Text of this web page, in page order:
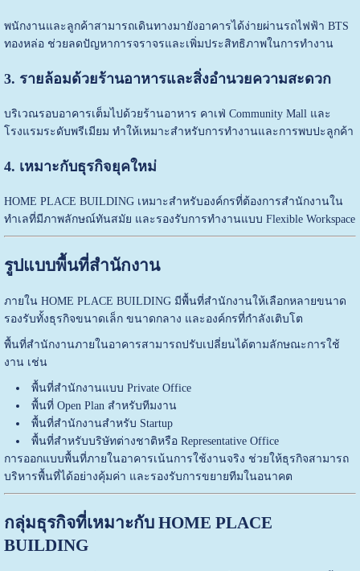
พนักงานและลูกค้าสามารถเดินทางมายังอาคารได้ง่ายผ่านรถไฟฟ้า BTS
ทองหล่อ ช่วยลดปัญหาการจราจรและเพิ่มประสิทธิภาพในการทำงาน
3. รายล้อมด้วยร้านอาหารและสิ่งอำนวยความสะดวก
บริเวณรอบอาคารเต็มไปด้วยร้านอาหาร คาเฟ่ Community Mall และ
โรงแรมระดับพรีเมียม ทำให้เหมาะสำหรับการทำงานและการพบปะลูกค้า
4. เหมาะกับธุรกิจยุคใหม่
HOME PLACE BUILDING เหมาะสำหรับองค์กรที่ต้องการสำนักงานใน
ทำเลที่มีภาพลักษณ์ทันสมัย และรองรับการทำงานแบบ Flexible Workspace
รูปแบบพื้นที่สำนักงาน
ภายใน HOME PLACE BUILDING มีพื้นที่สำนักงานให้เลือกหลายขนาด
รองรับทั้งธุรกิจขนาดเล็ก ขนาดกลาง และองค์กรที่กำลังเติบโต
พื้นที่สำนักงานภายในอาคารสามารถปรับเปลี่ยนได้ตามลักษณะการใช้
งาน เช่น
พื้นที่สำนักงานแบบ Private Office
พื้นที่ Open Plan สำหรับทีมงาน
พื้นที่สำนักงานสำหรับ Startup
พื้นที่สำหรับบริษัทต่างชาติหรือ Representative Office
การออกแบบพื้นที่ภายในอาคารเน้นการใช้งานจริง ช่วยให้ธุรกิจสามารถ
บริหารพื้นที่ได้อย่างคุ้มค่า และรองรับการขยายทีมในอนาคต
กลุ่มธุรกิจที่เหมาะกับ HOME PLACE
BUILDING